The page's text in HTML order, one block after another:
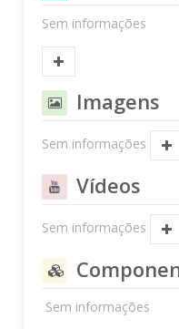
Sem informações
Imagens
Sem informações
Vídeos
Sem informações
Sem informações